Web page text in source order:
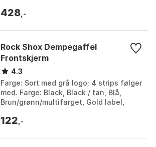
428 ,-
Rock Shox Dempegaffel
Frontskjerm
4.3
Farge: Sort med grå logo; 4 strips følger
med. Farge: Black, Black / tan, Blå,
Brun/grønn/multifarget, Gold label,
label, O...
122 ,-